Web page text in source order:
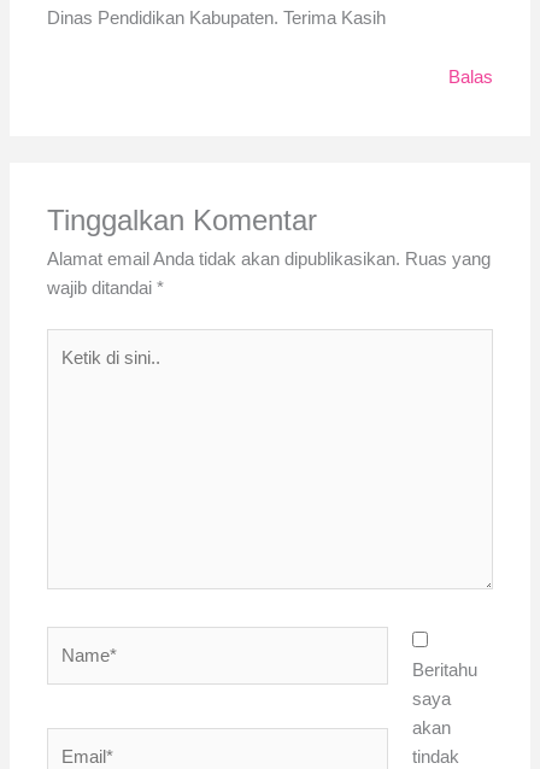
Dinas Pendidikan Kabupaten. Terima Kasih
Balas
Tinggalkan Komentar
Alamat email Anda tidak akan dipublikasikan. Ruas yang
wajib ditandai*
Beritahu
saya
akan
tindak